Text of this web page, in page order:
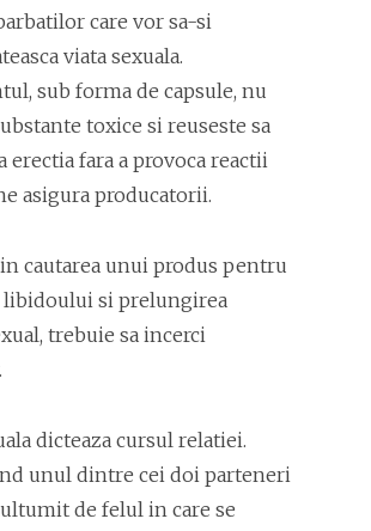
care vor sa-si
viata sexuala.
sub forma de capsule, nu
toxice si reuseste sa
erectia fara a provoca reactii
asigura producatorii.
cautarea unui produs pentru
libidoului si prelungirea
trebuie sa incerci
dicteaza cursul relatiei.
unul dintre cei doi parteneri
de felul in care se